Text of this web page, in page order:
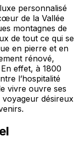
personnalisé
de la Vallée
montagnes de
de tout ce qui se
en pierre et en
rénové,
effet, à 1800
l’hospitalité
vivre ouvre ses
désireux